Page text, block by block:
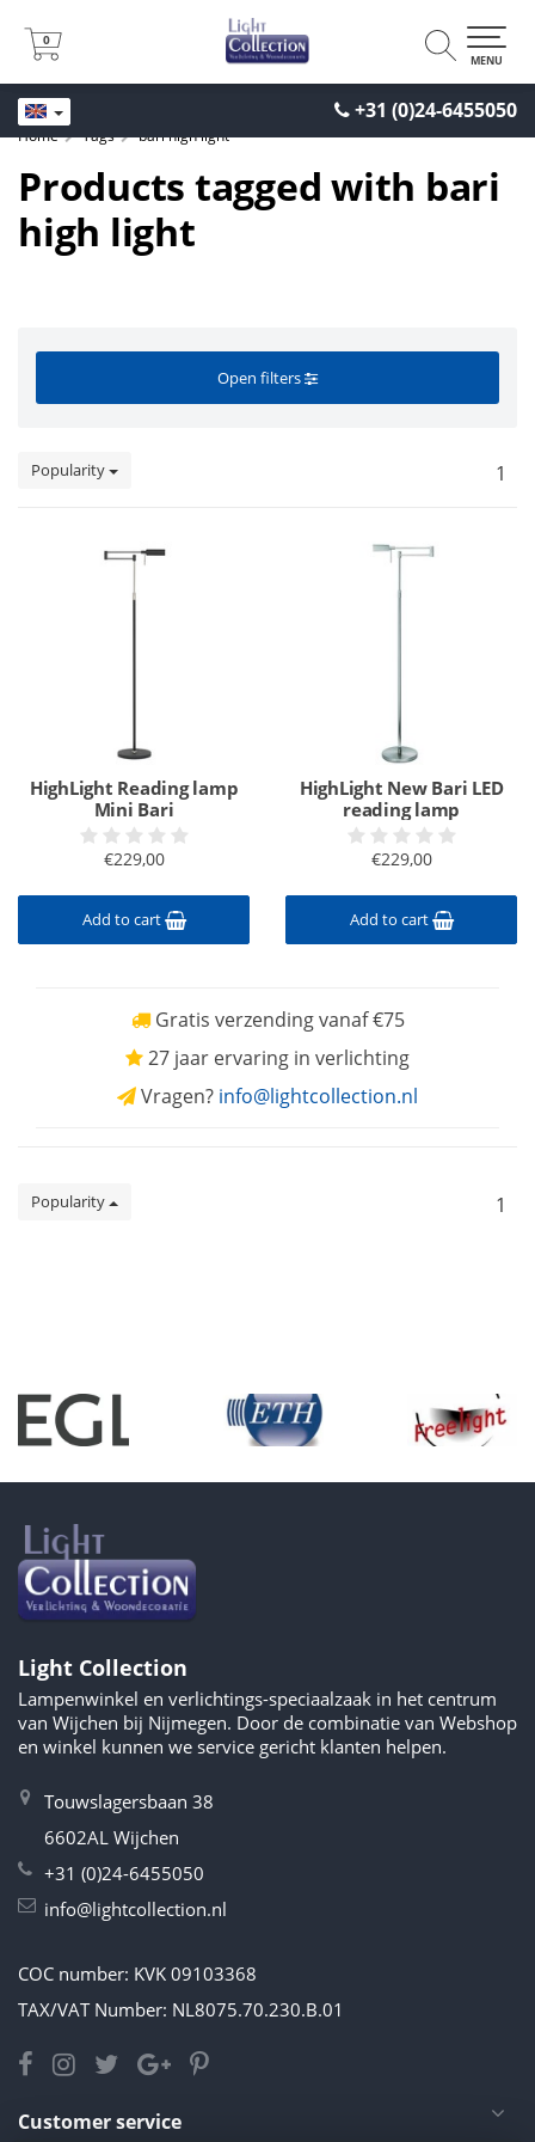
+31 (0)24-6455050
0
0
MENU
Home Tags bari high light
Products tagged with bari
high light
Open filters
Popularity 1
HighLight Reading lamp
Mini Bari
€229,00
Add to cart
HighLight New Bari LED
reading lamp
€229,00
Add to cart
Gratis verzending vanaf €75
27 jaar ervaring in verlichting
Vragen? info@lightcollection.nl
Popularity 1
Light Collection
Lampenwinkel en verlichtings-speciaalzaak in het centrum
van Wijchen bij Nijmegen. Door de combinatie van Webshop
en winkel kunnen we service gericht klanten helpen.
Touwslagersbaan 38
6602AL Wijchen
+31 (0)24-6455050
info@lightcollection.nl
COC number: KVK 09103368
TAX/VAT Number: NL8075.70.230.B.01
Customer service